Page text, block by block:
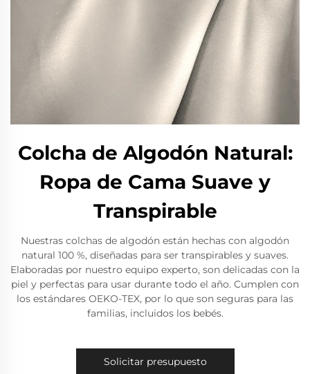
Colcha de Algodón Natural:
Ropa de Cama Suave y
Transpirable
Nuestras colchas de algodón están hechas con algodón
natural 100 %, diseñadas para ser transpirables y suaves.
Elaboradas por nuestro equipo experto, son delicadas con la
piel y perfectas para usar durante todo el año. Cumplen con
los estándares OEKO-TEX, por lo que son seguras para las
familias, incluidos los bebés.
Solicitar presupuesto